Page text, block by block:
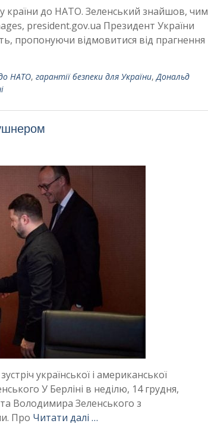
країни до НАТО. Зеленський знайшов, чим
president.gov.ua Президент України
пропонуючи відмовитися від прагнення
НАТО, гарантії безпеки для України, Дональд
української і американської
У Берліні в неділю, 14 грудня,
Володимира Зеленського з
Про Читати далі …